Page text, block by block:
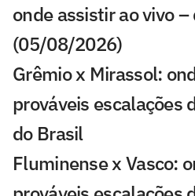
onde assistir ao vivo
(05/08/2026)
Grêmio x Mirassol:
prováveis escalações
do Brasil
Fluminense x Vasco: